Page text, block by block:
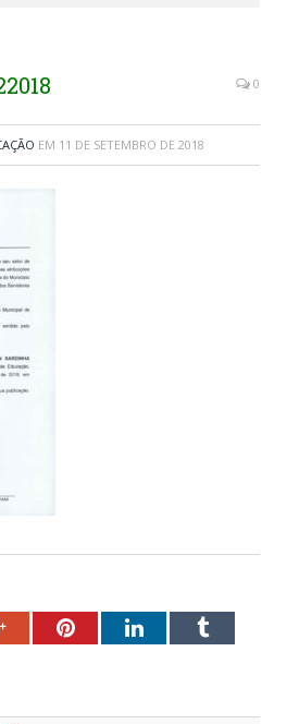
0
EM 11 DE SETEMBRO DE 2018
Google+PinterestLinkedInTumblr